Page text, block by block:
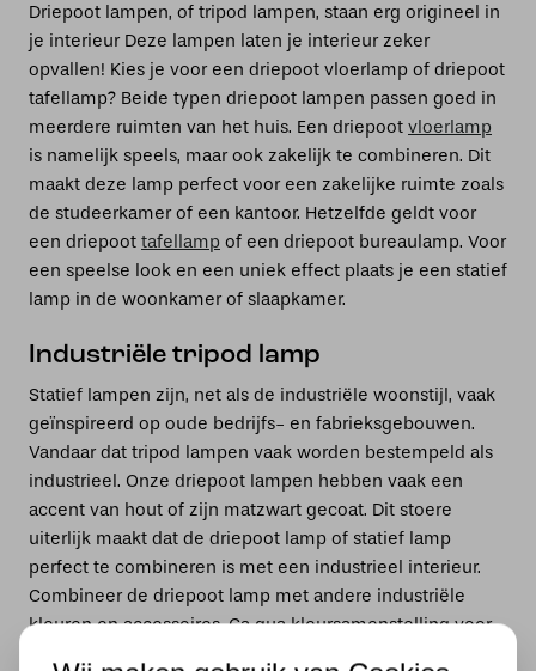
Driepoot lampen, of tripod lampen, staan erg origineel in
je interieur Deze lampen laten je interieur zeker
opvallen! Kies je voor een driepoot vloerlamp of driepoot
tafellamp? Beide typen driepoot lampen passen goed in
meerdere ruimten van het huis. Een driepoot vloerlamp
is namelijk speels, maar ook zakelijk te combineren. Dit
maakt deze lamp perfect voor een zakelijke ruimte zoals
de studeerkamer of een kantoor. Hetzelfde geldt voor
een driepoot tafellamp of een driepoot bureaulamp. Voor
een speelse look en een uniek effect plaats je een statief
lamp in de woonkamer of slaapkamer.
Industriële tripod lamp
Statief lampen zijn, net als de industriële woonstijl, vaak
geïnspireerd op oude bedrijfs- en fabrieksgebouwen.
Vandaar dat tripod lampen vaak worden bestempeld als
industrieel. Onze driepoot lampen hebben vaak een
accent van hout of zijn matzwart gecoat. Dit stoere
uiterlijk maakt dat de driepoot lamp of statief lamp
perfect te combineren is met een industrieel interieur.
Combineer de driepoot lamp met andere industriële
kleuren en accessoires. Ga qua kleursamenstelling voor